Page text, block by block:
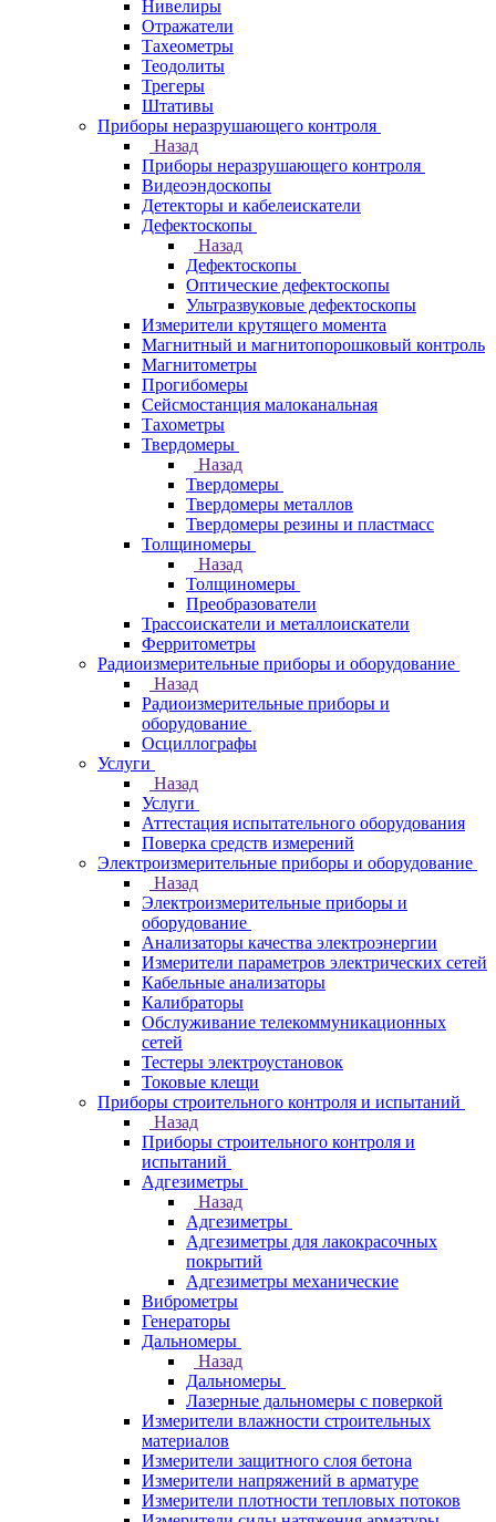
Нивелиры
Отражатели
Тахеометры
Теодолиты
Трегеры
Штативы
Приборы неразрушающего контроля
Назад
Приборы неразрушающего контроля
Видеоэндоскопы
Детекторы и кабелеискатели
Дефектоскопы
Назад
Дефектоскопы
Оптические дефектоскопы
Ультразвуковые дефектоскопы
Измерители крутящего момента
Магнитный и магнитопорошковый контроль
Магнитометры
Прогибомеры
Сейсмостанция малоканальная
Тахометры
Твердомеры
Назад
Твердомеры
Твердомеры металлов
Твердомеры резины и пластмасс
Толщиномеры
Назад
Толщиномеры
Преобразователи
Трассоискатели и металлоискатели
Ферритометры
Радиоизмерительные приборы и оборудование
Назад
Радиоизмерительные приборы и
оборудование
Осциллографы
Услуги
Назад
Услуги
Аттестация испытательного оборудования
Поверка средств измерений
Электроизмерительные приборы и оборудование
Назад
Электроизмерительные приборы и
оборудование
Анализаторы качества электроэнергии
Измерители параметров электрических сетей
Кабельные анализаторы
Калибраторы
Обслуживание телекоммуникационных
сетей
Тестеры электроустановок
Токовые клещи
Приборы строительного контроля и испытаний
Назад
Приборы строительного контроля и
испытаний
Адгезиметры
Назад
Адгезиметры
Адгезиметры для лакокрасочных
покрытий
Адгезиметры механические
Виброметры
Генераторы
Дальномеры
Назад
Дальномеры
Лазерные дальномеры с поверкой
Измерители влажности строительных
материалов
Измерители защитного слоя бетона
Измерители напряжений в арматуре
Измерители плотности тепловых потоков